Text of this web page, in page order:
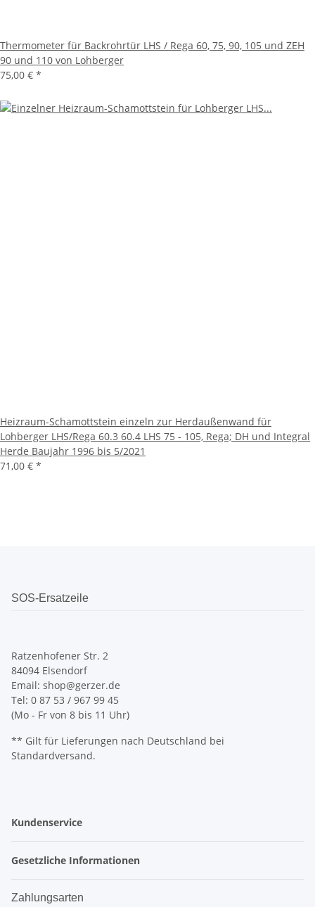
Thermometer für Backrohrtür LHS / Rega 60, 75, 90, 105 und ZEH
90 und 110 von Lohberger
75,00 € *
Heizraum-Schamottstein einzeln zur Herdaußenwand für
Lohberger LHS/Rega 60.3 60.4 LHS 75 - 105, Rega; DH und Integral
Herde Baujahr 1996 bis 5/2021
71,00 € *
SOS-Ersatzeile
Ratzenhofener Str. 2
84094 Elsendorf
Email: shop@gerzer.de
Tel: 0 87 53 / 967 99 45
(Mo - Fr von 8 bis 11 Uhr)
** Gilt für Lieferungen nach Deutschland bei
Standardversand.
Kundenservice
Gesetzliche Informationen
Zahlungsarten